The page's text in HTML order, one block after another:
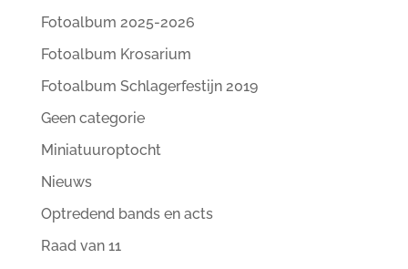
Fotoalbum 2025-2026
Fotoalbum Krosarium
Fotoalbum Schlagerfestijn 2019
Geen categorie
Miniatuuroptocht
Nieuws
Optredend bands en acts
Raad van 11